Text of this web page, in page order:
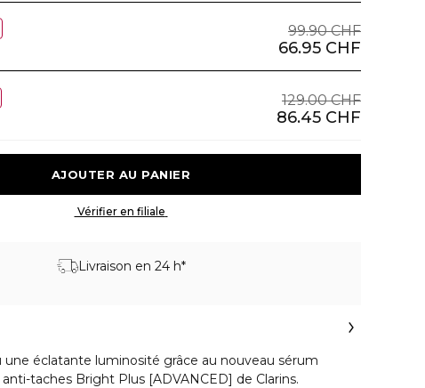
99.90 CHF
66.95 CHF
129.00 CHF
86.45 CHF
Livraison en 24 h*
une éclatante luminosité grâce au nouveau sérum
taches Bright Plus [ADVANCED] de Clarins.